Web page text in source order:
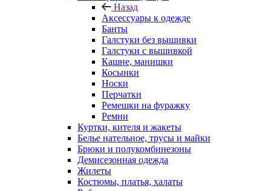
Назад
Аксессуары к одежде
Банты
Галстуки без вышивки
Галстуки с вышивкой
Кашне, манишки
Косынки
Носки
Перчатки
Ремешки на фуражку
Ремни
Куртки, кителя и жакеты
Белье нательное, трусы и майки
Брюки и полукомбинезоны
Демисезонная одежда
Жилеты
Костюмы, платья, халаты